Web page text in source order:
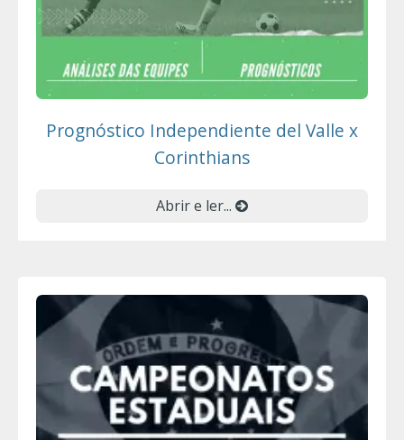
Prognóstico Independiente del Valle x
Corinthians
Abrir e ler...